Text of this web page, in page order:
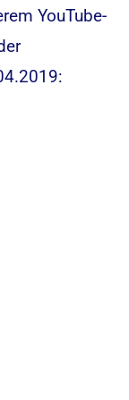
YouTube-